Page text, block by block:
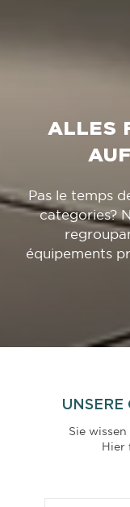
ALLES
Pas le temps
categories?
équipements
Sie
Hier